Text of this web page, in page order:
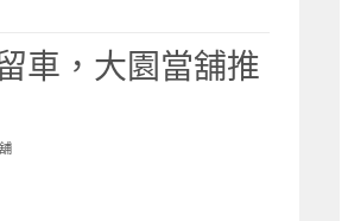
車，大園當舖推